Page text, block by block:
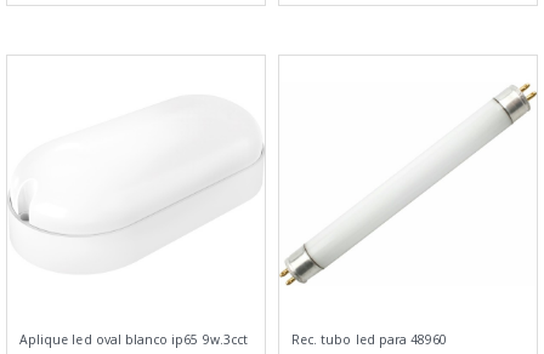
Aplique led oval blanco ip65 9w.3cct Rec. tubo led para 48960